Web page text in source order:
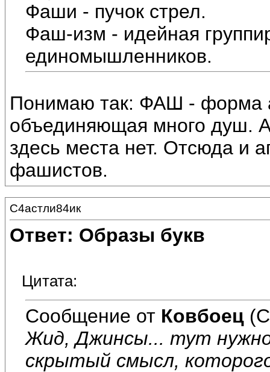
Фаши - пучок стрел.
Фаш-изм - идейная
единомышленников.
Понимаю так: ФАШ - форма
объединяющая много душ.
здесь места нет. Отсюда и
фашистов.
С4астли84ик
Ответ: Образы букв
Цитата:
Сообщение от Ковбоец
Жид, Джинсы... тут
скрытый смысл,